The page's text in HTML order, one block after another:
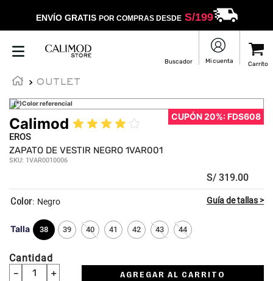
ENVÍO GRATIS POR COMPRAS DESDES/199
OUTLET
(*)Color referencial
CUPÓN 20%: FDS608
Calimod ★ ★ ★ ★ ☆
EROS
ZAPATO DE VESTIR NEGRO 1VAR001
SKU: 1VAR0010006
S/ 319.00
Talla 38 39 40 41 42 43 44
: Negro
Cantidad
＋
－ AGREGAR AL CARRITO